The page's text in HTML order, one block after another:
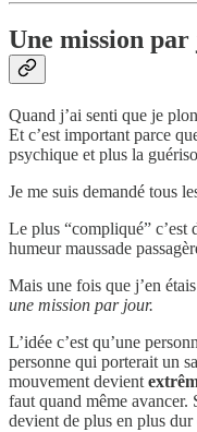
Une mission
Quand j’ai senti que je
Et c’est important parce
psychique et plus la
Je me suis demandé tous
Le plus “compliqué” c’est
humeur maussade
Mais une fois que j’en
une mission par jour.
L’idée c’est qu’une
personne qui porterait un
mouvement devient
faut quand même avancer.
devient de plus en plus